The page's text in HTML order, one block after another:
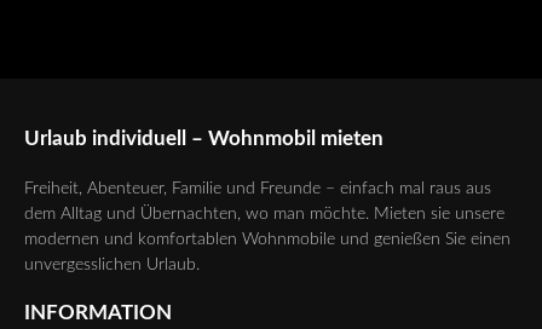
Urlaub individuell – Wohnmobil mieten
Freiheit, Abenteuer, Familie und Freunde – einfach mal raus aus
dem Alltag und Übernachten, wo man möchte. Mieten sie unsere
modernen und komfortablen Wohnmobile und genießen Sie einen
unvergesslichen Urlaub.
INFORMATION